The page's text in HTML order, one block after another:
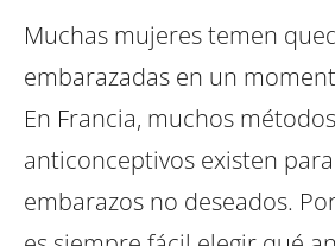
Muchas mujeres temen
embarazadas en un
En Francia, muchos métodos
anticonceptivos existen para
embarazos no deseados.